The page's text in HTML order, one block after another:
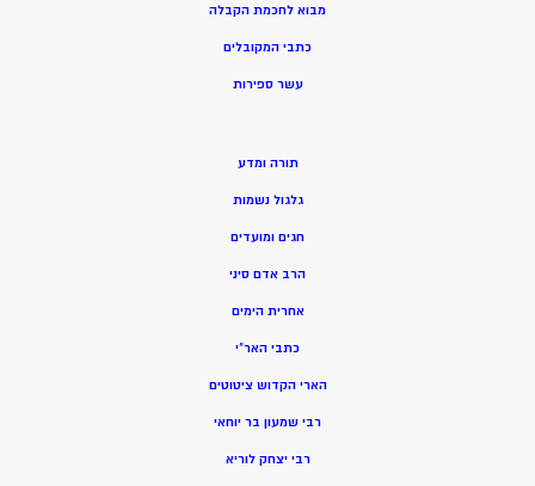
מבוא לחכמת הקבלה
כתבי המקובלים
עשר ספירות
תורה ומדע
גלגול נשמות
חגים ומועדים
הרב אדם סיני
אחרית הימים
כתבי האר”י
הארי הקדוש ציטוטים
רבי שמעון בר יוחאי
רבי יצחק לוריא